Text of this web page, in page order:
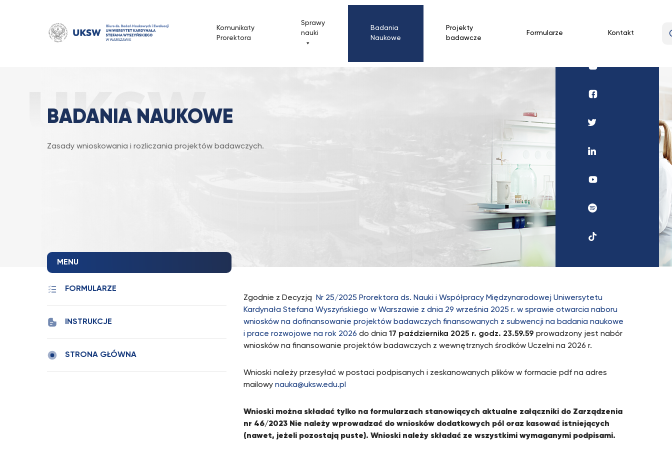
Komunikaty
Prorektora
Sprawy
nauki
Badania
Naukowe
Projekty
badawcze
Formularze Kontakt
BADANIA NAUKOWE
Zasady wnioskowania i rozliczania projektów badawczych.
Profil
Profil
Profil
Linkedin
UKSW
UKSW
UKSW
MENU
FORMULARZE
INSTRUKCJE
STRONA GŁÓWNA
Zgodnie z Decyzją
Nr 25/2025 Prorektora ds. Nauki i Współpracy Międzynarodowej Uniwersytetu
Kardynała Stefana Wyszyńskiego w Warszawie z dnia 29 września 2025 r. w sprawie otwarcia naboru
wniosków na dofinansowanie projektów badawczych finansowanych z subwencji na badania naukowe
i prace rozwojowe na rok 2026 do dnia17 października 2025 r. godz. 23.59.59prowadzony jest nabór
wniosków na finansowanie projektów badawczych z wewnętrznych środków Uczelni na 2026 r.
Wnioski należy przesyłać w postaci podpisanych i zeskanowanych plików w formacie pdf na adres
mailowynauka@uksw.edu.pl
Wnioski można składać tylko na formularzach stanowiących aktualne załączniki do Zarządzenia
nr 46/2023 Nie należy wprowadzać do wniosków dodatkowych pól oraz kasować istniejących
(nawet, jeżeli pozostają puste). Wnioski należy składać ze wszystkimi wymaganymi podpisami.